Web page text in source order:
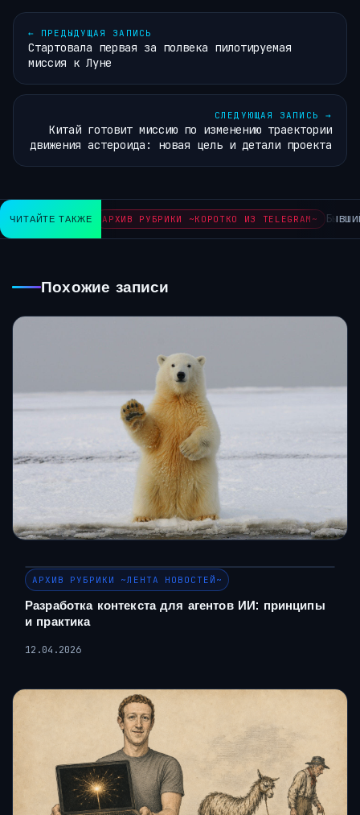
← ПРЕДЫДУЩАЯ ЗАПИСЬ
Стартовала первая за полвека пилотируемая
миссия к Луне
СЛЕДУЮЩАЯ ЗАПИСЬ →
Китай готовит миссию по изменению траектории
движения астероида: новая цель и детали проекта
ЧИТАЙТЕ ТАКЖЕ АРХИВ РУБРИКИ ~КОРОТКО ИЗ TELEGRAM~
Похожие записи
АРХИВ РУБРИКИ ~ЛЕНТА НОВОСТЕЙ~
Разработка контекста для агентов ИИ: принципы
и практика
12.04.2026